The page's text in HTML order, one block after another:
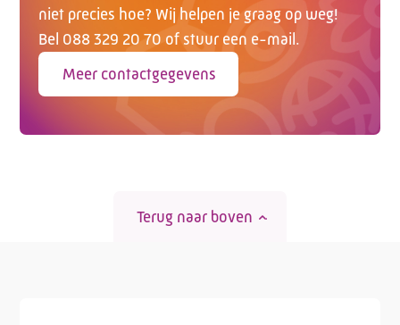
niet precies hoe? Wij helpen je graag op weg!
Bel 088 329 20 70 of stuur een e-mail.
Meer contactgegevens
Terug naar boven